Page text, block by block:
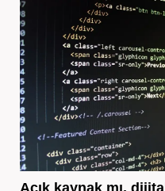
Açık kaynak mı,